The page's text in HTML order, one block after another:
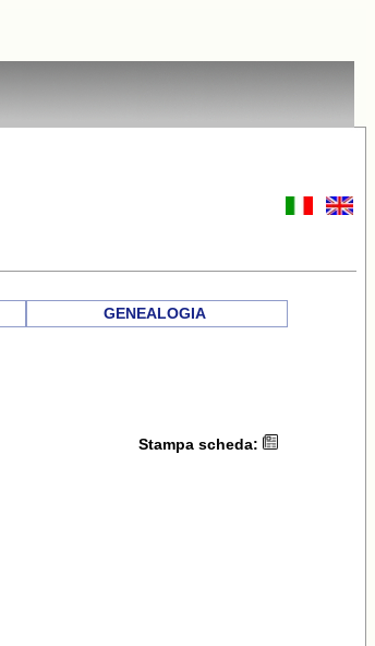
GENEALOGIA
Stampa scheda: